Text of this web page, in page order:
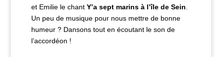
et Emilie le chant Y’a sept marins à l’île de Sein
Un peu de musique pour nous mettre de bonne
humeur ? Dansons tout en écoutant le son de
l’accordéon !